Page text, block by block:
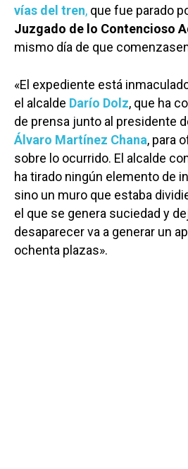
vías del tren, que fue parado
Juzgado de lo Contencioso
mismo día de que
«El expediente está
el alcalde Darío Dolz, que ha
de prensa junto al presidente
Álvaro Martínez Chana, para
sobre lo ocurrido. El alcalde
ha tirado ningún elemento de
sino un muro que estaba
el que se genera suciedad y
desaparecer va a generar un
ochenta plazas».